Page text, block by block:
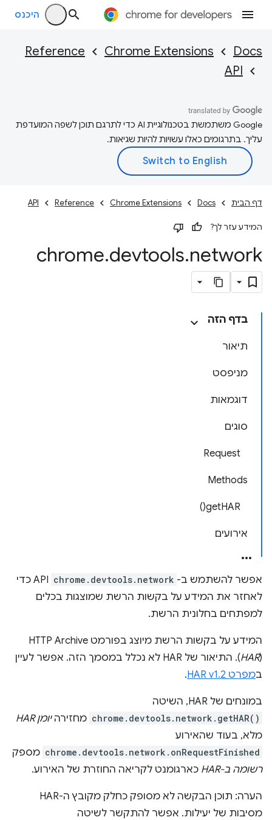
היכנס
Docs
Chrome Extensions
Reference
API
‫Google משתמשת בטכנולוגיית AI כדי לתרגם תוכן לשפה המועדפת
עליך. בתרגומים כאלו עשויות להיות שגיאות.
דף הבית Docs
Chrome Extensions
Reference
API
המידע עזר לך?
chrome.devtools.network
בדף הזה
תיאור
מניפסט
דוגמאות
סוגים
Request
Methods
getHAR()
אירועים
אפשר להשתמש ב- chrome.devtools.network
API כדי
לאחזר את המידע על בקשות הרשת שמוצגות בכלים
למפתחים בחלונית הרשת.
(
HAR
). התיאור של HAR לא נכלל במסמך הזה. אפשר לעיין
במפרט HAR v1.2 .
במונחים של HAR, השיטה
chrome.devtools.network.getHAR() מחזירהיומן HAR
מלא, בעוד שהאירוע
chrome.devtools.network.onRequestFinished מספק
רשומה ב-HAR
כארגומנט לקריאה החוזרת של האירוע.
הערה: תוכן הבקשה לא מסופק כחלק מקובץ ה-HAR
מסיבות של יעילות. אפשר להתקשר לשיטה